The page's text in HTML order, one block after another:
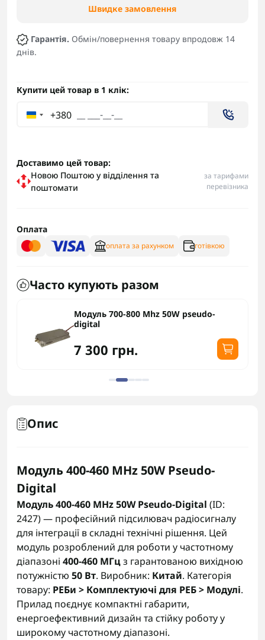
Швидке замовлення
Гарантія. Обмін/повернення товару впродовж 14
днів.
Купити цей товар в 1 клік:
+380
Доставимо цей товар:
Новою Поштою у відділення та
поштомати
за тарифами
перевізника
Оплата
оплата за рахунком готівкою
Часто купують разом
Модуль 700-800 Mhz 50W pseudo-
digital
7 300 грн.
Опис
Модуль 400-460 MHz 50W Pseudo-
Digital
Модуль 400-460 MHz 50W Pseudo-Digital (ID:
2427) — професійний підсилювач радіосигналу
для інтеграції в складні технічні рішення. Цей
модуль розроблений для роботи у частотному
діапазоні 400-460 МГцз гарантованою вихідною
потужністю 50 Вт. Виробник: Китай. Категорія
товару: РЕБи > Комплектуючі для РЕБ > Модулі.
Прилад поєднує компактні габарити,
енергоефективний дизайн та стійку роботу у
широкому частотному діапазоні.